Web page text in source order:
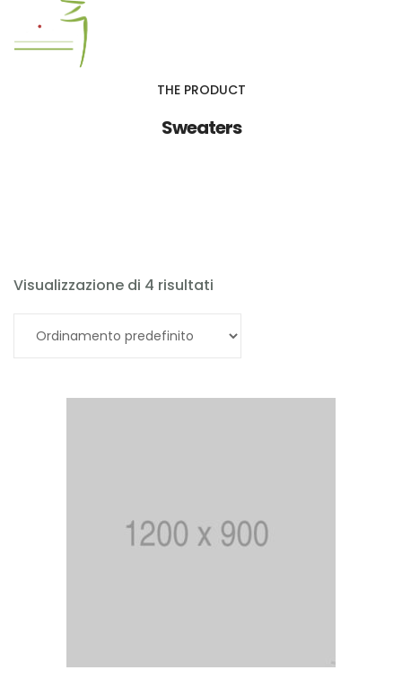
THE PRODUCT
Sweaters
Visualizzazione di 4 risultati
Aggiungi al carrello